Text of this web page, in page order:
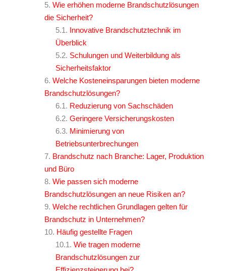
Wie erhöhen moderne Brandschutzlösungen
die Sicherheit?
Innovative Brandschutztechnik im
Überblick
Schulungen und Weiterbildung als
Sicherheitsfaktor
Welche Kosteneinsparungen bieten moderne
Brandschutzlösungen?
Reduzierung von Sachschäden
Geringere Versicherungskosten
Minimierung von
Betriebsunterbrechungen
Brandschutz nach Branche: Lager, Produktion
und Büro
Wie passen sich moderne
Brandschutzlösungen an neue Risiken an?
Welche rechtlichen Grundlagen gelten für
Brandschutz in Unternehmen?
Häufig gestellte Fragen
Wie tragen moderne
Brandschutzlösungen zur